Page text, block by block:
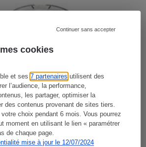
cookies
et ses7 partenaires utilisent des
l’audience, la performance,
les partager, optimiser la
des contenus provenant de sites tiers.
choix pendant 6 mois. Vous pourrez
moment en utilisant le lien « paramétrer
de chaque page.
mise à jour le 12/07/2024
Continuer sans accepter